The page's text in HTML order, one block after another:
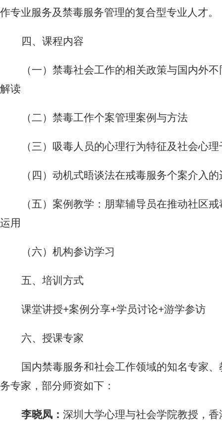
作专业服务及禁毒服务管理的复合型专业人才。
四、 课程内容
（一）禁毒社会工作的相关政策与国内外
解读
（二）禁毒工作个案管理案例与方法
（三）吸毒人员的心理行为特征及社会心理
（四）动机式晤谈法在戒毒服务个案介入的
（五）案例教学：朋辈辅导员在推动社区
运用
（六）机构参访学习
五、 培训方式
课堂讲授+案例分享+学员讨论+游学参访
六、 授课专家
国内禁毒服务和社会工作领域的知名专家
务专家，部分师资如下：
李晓凤： 深圳大学心理与社会学院教授，香